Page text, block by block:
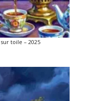
toile – 2025